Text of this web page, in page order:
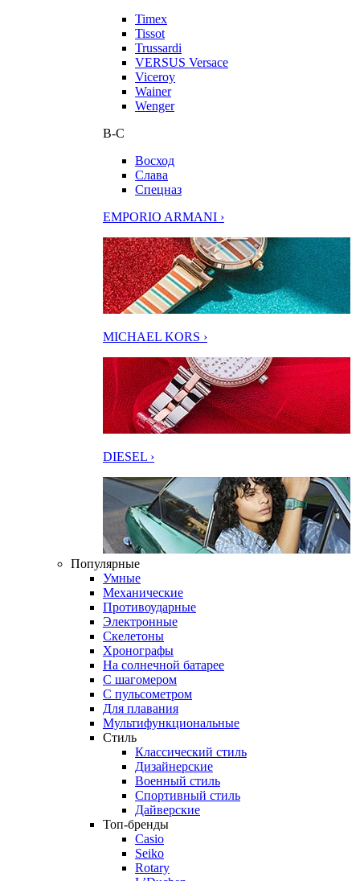
Timex
Tissot
Trussardi
VERSUS Versace
Viceroy
Wainer
Wenger
В-С
Восход
Слава
Спецназ
EMPORIO ARMANI ›
MICHAEL KORS ›
DIESEL ›
Популярные
Умные
Механические
Противоударные
Электронные
Скелетоны
Хронографы
На солнечной батарее
С шагомером
С пульсометром
Для плавания
Мультифункциональные
Стиль
Классический стиль
Дизайнерские
Военный стиль
Спортивный стиль
Дайверские
Топ-бренды
Casio
Seiko
Rotary